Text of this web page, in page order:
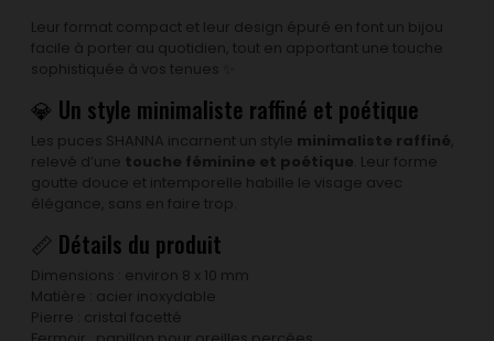
Leur format compact et leur design épuré en font un bijou
facile à porter au quotidien, tout en apportant une touche
sophistiquée à vos tenues ✨
💎 Un style minimaliste raffiné et poétique
Les puces SHANNA incarnent un style minimaliste raffiné
relevé d’une touche féminine et poétique . Leur forme
goutte douce et intemporelle habille le visage avec
élégance, sans en faire trop.
📏 Détails du produit
Dimensions : environ 8 x 10 mm
Matière : acier inoxydable
Pierre : cristal facetté